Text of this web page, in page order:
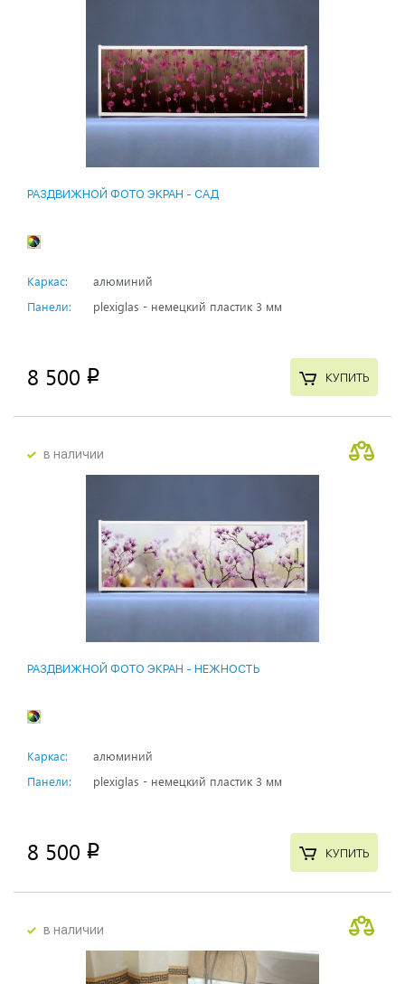
РАЗДВИЖНОЙ ФОТО ЭКРАН - САД
Каркас:
алюминий
Панели:
plexiglas - немецкий пластик 3 мм
8 500 p КУПИТЬ
в наличии
РАЗДВИЖНОЙ ФОТО ЭКРАН - НЕЖНОСТЬ
Каркас:
алюминий
Панели:
plexiglas - немецкий пластик 3 мм
8 500 p КУПИТЬ
в наличии